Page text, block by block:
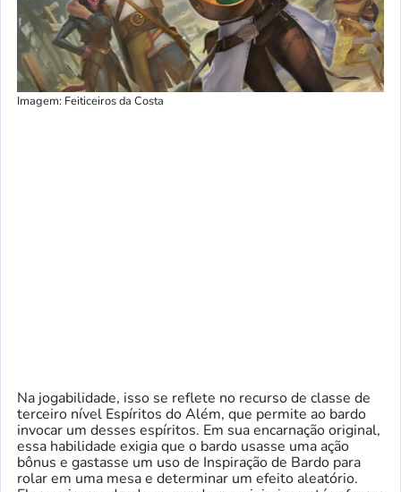
Imagem: Feiticeiros da Costa
Na jogabilidade, isso se reflete no recurso de classe de
terceiro nível Espíritos do Além, que permite ao bardo
invocar um desses espíritos. Em sua encarnação original,
essa habilidade exigia que o bardo usasse uma ação
bônus e gastasse um uso de Inspiração de Bardo para
rolar em uma mesa e determinar um efeito aleatório.